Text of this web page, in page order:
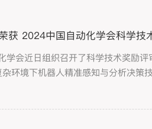
获 2024中国自动化学会科学技
会近日组织召开了科学技术奖励
环境下机器人精准感知与分析决策